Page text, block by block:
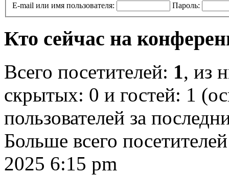
E-mail или имя пользователя: Пароль:
Кто сейчас на
Всего посетителей: 1, из
скрытых: 0 и гостей: 1
пользователей за
Больше всего
2025 6:15 pm